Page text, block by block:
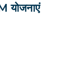
योजनाएं